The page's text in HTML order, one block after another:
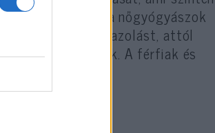
A francia nőgyógyászok
is kiállította az igazolást, attól
érhetik. A férfiak és